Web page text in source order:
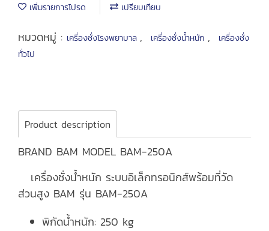
เพิ่มรายการโปรด เปรียบเทียบ
หมวดหมู่ : เครื่องชั่งโรงพยาบาล , เครื่องชั่งน้ำหนัก ,
เครื่องชั่ง
ทั่วไป
Product description
BRAND BAM MODEL BAM-250A
เครื่องชั่งน้ำหนัก ระบบอิเล็กทรอนิกส์พร้อมที่วัด
ส่วนสูง BAM รุ่น BAM-250A
พิกัดน้ำหนัก: 250 kg